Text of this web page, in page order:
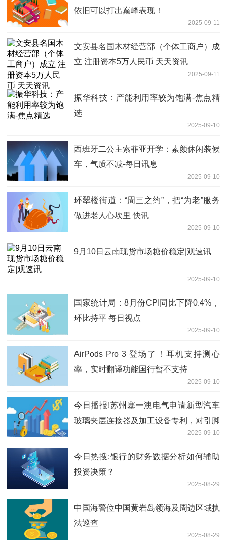
依旧可以打出巅峰表现！
2025-09-11
文安县名国木材经营部（个体工商户）成
立 注册资本5万人民币 天天资讯
2025-09-11
振华科技：产能利用率较为饱满-焦点精
选
2025-09-10
西班牙二公主索菲亚开学：素颜休闲装候
车，气质不减-每日讯息
2025-09-10
环翠楼街道：“周三之约”，把“为老”服务
做进老人心坎里 快讯
2025-09-10
9月10日云南现货市场糖价稳定|观速讯
2025-09-10
国家统计局：8月份CPI同比下降0.4%，
环比持平 每日视点
2025-09-10
AirPods Pro 3 登场了！耳机支持测心
率，实时翻译功能国行暂不支持
2025-09-10
今日播报!苏州塞一澳电气申请新型汽车
玻璃夹层连接器及加工设备专利，对引脚
固定从而使得后续注塑时引脚不易失效
2025-09-10
今日热搜:银行的财务数据分析如何辅助
投资决策？
2025-08-29
中国海警位中国黄岩岛领海及周边区域执
法巡查
2025-08-29